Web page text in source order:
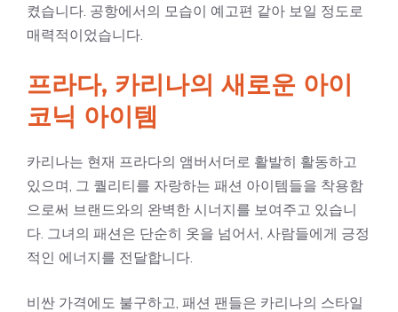
켰습니다. 공항에서의 모습이 예고편 같아 보일 정도로
매력적이었습니다.
프라다, 카리나의 새로운 아이
코닉 아이템
카리나는 현재 프라다의 앰버서더로 활발히 활동하고
있으며, 그 퀄리티를 자랑하는 패션 아이템들을 착용함
으로써 브랜드와의 완벽한 시너지를 보여주고 있습니
다. 그녀의 패션은 단순히 옷을 넘어서, 사람들에게 긍정
적인 에너지를 전달합니다.
비싼 가격에도 불구하고, 패션 팬들은 카리나의 스타일